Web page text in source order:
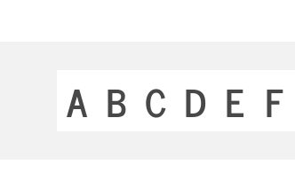
A B C D E F